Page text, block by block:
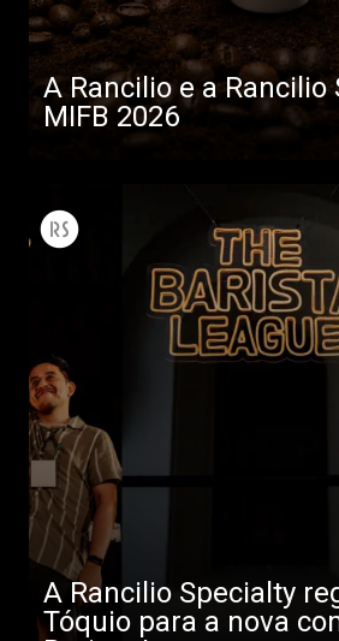
A Rancilio e a Rancilio
MIFB 2026
A Rancilio Specialty
Tóquio para a nova